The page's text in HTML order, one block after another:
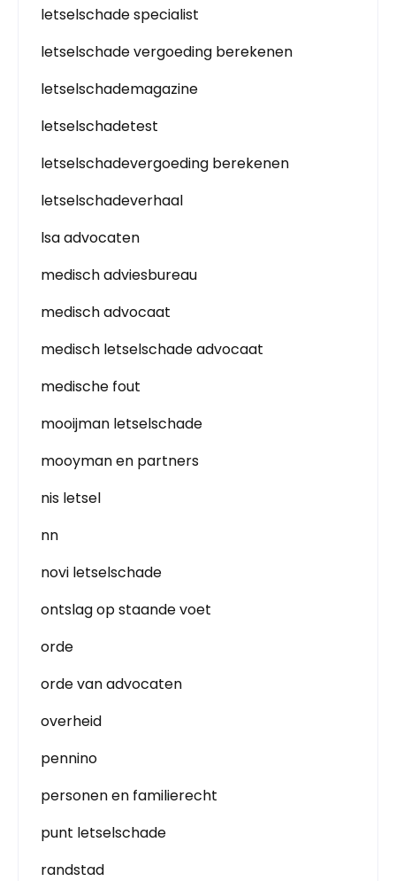
letselschade specialist
letselschade vergoeding berekenen
letselschademagazine
letselschadetest
letselschadevergoeding berekenen
letselschadeverhaal
lsa advocaten
medisch adviesbureau
medisch advocaat
medisch letselschade advocaat
medische fout
mooijman letselschade
mooyman en partners
nis letsel
nn
novi letselschade
ontslag op staande voet
orde
orde van advocaten
overheid
pennino
personen en familierecht
punt letselschade
randstad